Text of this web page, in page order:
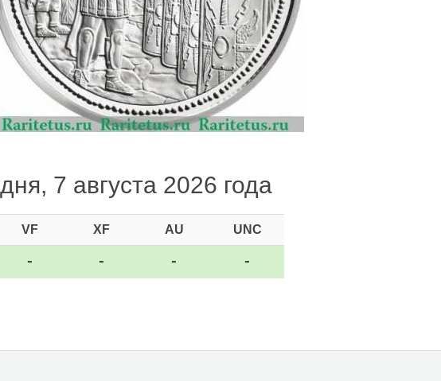
7 августа 2026 года
VF XF AU UNC
- - - -